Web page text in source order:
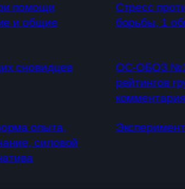
помощи
и общие
Стресс
борьбы, 1
сновидцев
ОС-ОБОЗ №1:
рейтингов
опыта,
силовой